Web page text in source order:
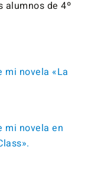
alumnos de 4º
mi novela «La
mi novela en